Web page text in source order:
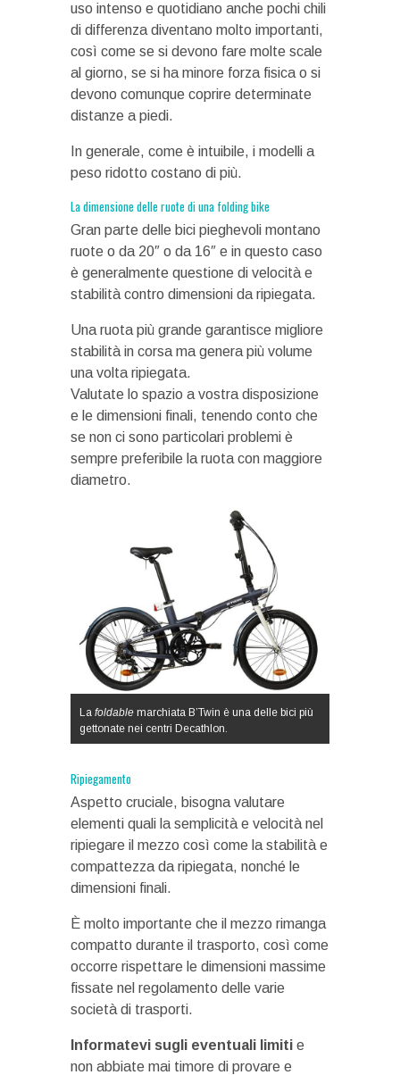
uso intenso e quotidiano anche pochi chili
di differenza diventano molto importanti,
così come se si devono fare molte scale
al giorno, se si ha minore forza fisica o si
devono comunque coprire determinate
distanze a piedi.
In generale, come è intuibile, i modelli a
peso ridotto costano di più.
La dimensione delle ruote di una folding bike
Gran parte delle bici pieghevoli montano
ruote o da 20″ o da 16″ e in questo caso
è generalmente questione di velocità e
stabilità contro dimensioni da ripiegata.
Una ruota più grande garantisce migliore
stabilità in corsa ma genera più volume
una volta ripiegata.
Valutate lo spazio a vostra disposizione
e le dimensioni finali, tenendo conto che
se non ci sono particolari problemi è
sempre preferibile la ruota con maggiore
diametro.
La foldable marchiata B’Twin è una delle bici più
gettonate nei centri Decathlon.
Ripiegamento
Aspetto cruciale, bisogna valutare
elementi quali la semplicità e velocità nel
ripiegare il mezzo così come la stabilità e
compattezza da ripiegata, nonché le
dimensioni finali.
È molto importante che il mezzo rimanga
compatto durante il trasporto, così come
occorre rispettare le dimensioni massime
fissate nel regolamento delle varie
società di trasporti.
Informatevi sugli eventuali limiti e
non abbiate mai timore di provare e